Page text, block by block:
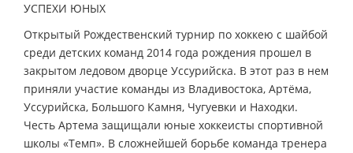
УСПЕХИ ЮНЫХ
Открытый Рождественский турнир по хоккею с шайбой
среди детских команд 2014 года рождения прошел в
закрытом ледовом дворце Уссурийска. В этот раз в нем
приняли участие команды из Владивостока, Артёма,
Уссурийска, Большого Камня, Чугуевки и Находки.
Честь Артема защищали юные хоккеисты спортивной
школы «Темп». В сложнейшей борьбе команда тренера